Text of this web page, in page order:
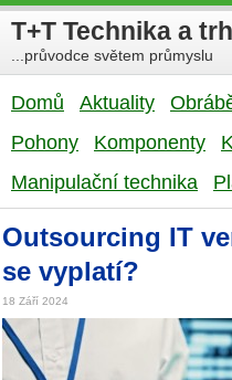
T+T Technika a trh
...průvodce světem průmyslu
Domů Aktuality
Pohony
Komponenty
Manipulační technika
Outsourcing IT
se vyplatí?
18 Září 2024